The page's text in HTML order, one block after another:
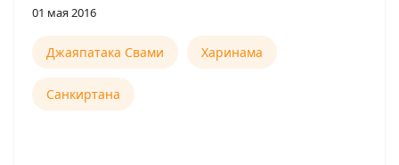
01 мая 2016
Джаяпатака Свами Харинама
Санкиртана